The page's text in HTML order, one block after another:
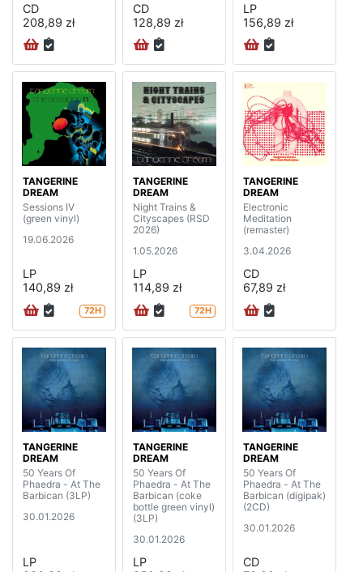
CD
208,89 zł
CD
128,89 zł
LP
156,89 zł
TANGERINE
DREAM
Sessions IV
(green vinyl)
19.06.2026
LP
140,89 zł
72H
TANGERINE
DREAM
Night Trains &
Cityscapes (RSD
2026)
1.05.2026
LP
114,89 zł
72H
TANGERINE
DREAM
Electronic
Meditation
(remaster)
3.04.2026
CD
67,89 zł
TANGERINE
DREAM
50 Years Of
Phaedra - At The
Barbican (3LP)
30.01.2026
LP
TANGERINE
DREAM
50 Years Of
Phaedra - At The
Barbican (coke
bottle green vinyl)
(3LP)
30.01.2026
LP
TANGERINE
DREAM
50 Years Of
Phaedra - At The
Barbican (digipak)
(2CD)
30.01.2026
CD